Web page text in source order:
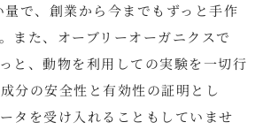
で、創業から今までもずっと手作
また、オーブリーオーガニクスで
と、動物を利用しての実験を一切行
分の安全性と有効性の証明とし
タを受け入れることもしていませ